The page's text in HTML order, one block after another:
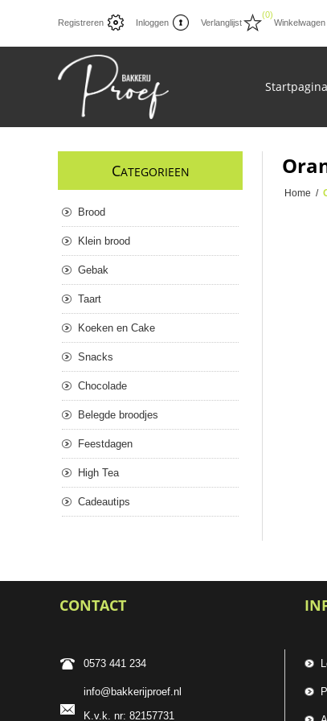
Registreren Inloggen Verlanglijst
(0)
Winkelwagen
Startpagina
Home /
CATEGORIEEN
Brood
Klein brood
Gebak
Taart
Koeken en Cake
Snacks
Chocolade
Belegde broodjes
Feestdagen
High Tea
Cadeautips
CONTACT
0573 441 234
info@bakkerijproef.nl
K.v.k. nr: 82157731